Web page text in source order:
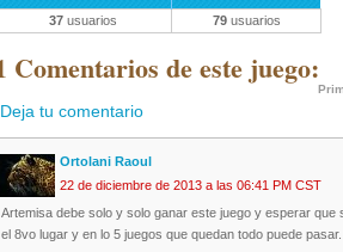
37usuarios 79usuarios
Comentarios de este juego:
Deja tu comentario
Ortolani Raoul
22 de diciembre de 2013 a las 06:41 PM CST
Artemisa debe solo y solo ganar este juego y esperar
el 8vo lugar y en lo 5 juegos que quedan todo puede pasar.